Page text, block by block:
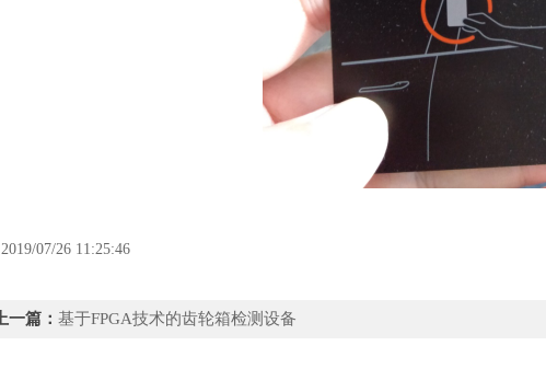
2019/07/26 11:25:46
上一篇： 基于FPGA技术的齿轮箱检测设备